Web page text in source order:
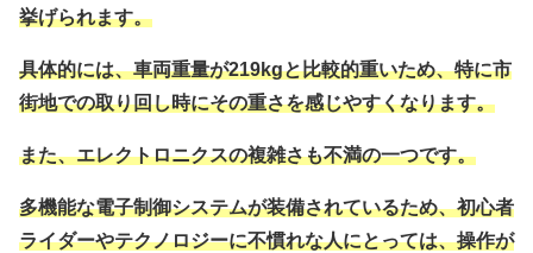
挙げられます。
具体的には、車両重量が219kgと比較的重いため、特に市
街地での取り回し時にその重さを感じやすくなります。
また、エレクトロニクスの複雑さも不満の一つです。
多機能な電子制御システムが装備されているため、初心者
ライダーやテクノロジーに不慣れな人にとっては、操作が